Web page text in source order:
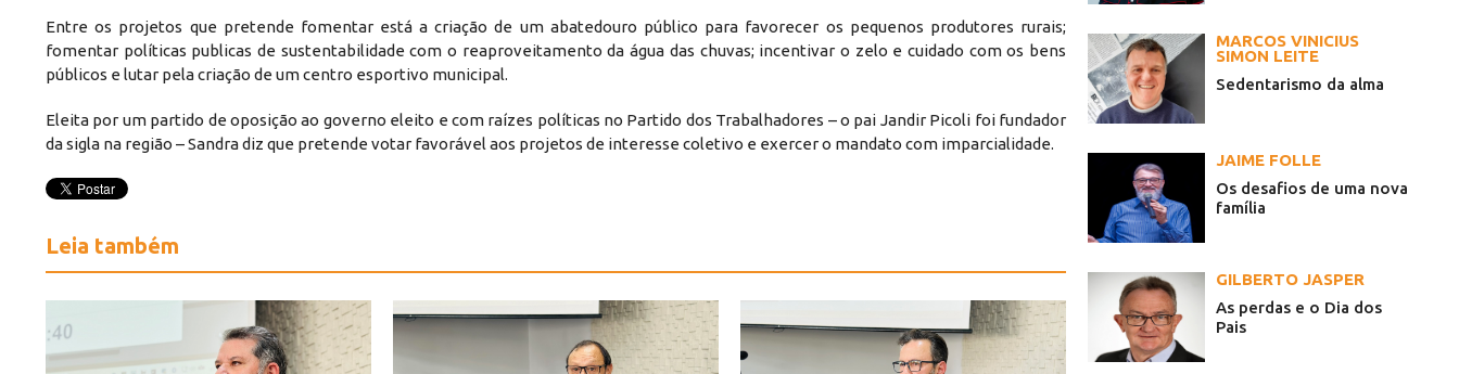
Entre os projetos que pretende fomentar está a criação de um abatedouro público para favorecer os pequenos produtores rurais;
fomentar políticas publicas de sustentabilidade com o reaproveitamento da água das chuvas; incentivar o zelo e cuidado com os bens
públicos e lutar pela criação de um centro esportivo municipal.
Eleita por um partido de oposição ao governo eleito e com raízes políticas no Partido dos Trabalhadores – o pai Jandir Picoli foi fundador
da sigla na região – Sandra diz que pretende votar favorável aos projetos de interesse coletivo e exercer o mandato com imparcialidade.
Leia também
MARCOS VINICIUS
SIMON LEITE
Sedentarismo da alma
JAIME FOLLE
Os desafios de uma nova
família
GILBERTO JASPER
As perdas e o Dia dos
Pais